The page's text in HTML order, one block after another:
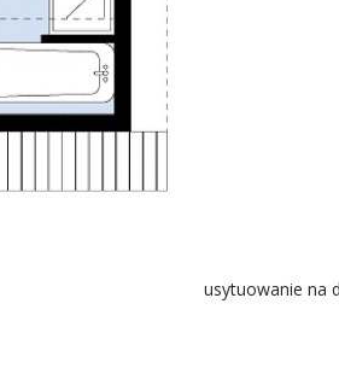
usytuowanie na